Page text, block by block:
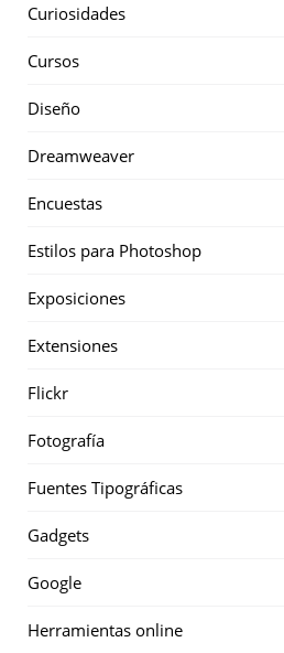
Curiosidades
Cursos
Diseño
Dreamweaver
Encuestas
Estilos para Photoshop
Exposiciones
Extensiones
Flickr
Fotografía
Fuentes Tipográficas
Gadgets
Google
Herramientas online